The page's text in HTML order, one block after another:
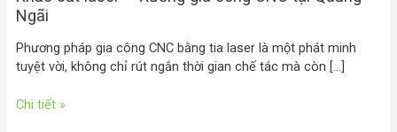
Ngãi
Phương pháp gia công CNC bằng tia laser là một phát minh
tuyệt vời, không chỉ rút ngắn thời gian chế tác mà còn […]
Chi tiết »